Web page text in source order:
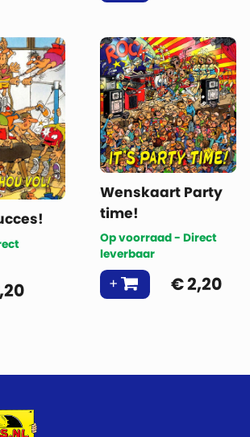
Wenskaart Party
time!
Op voorraad - Direct
leverbaar
€2,20